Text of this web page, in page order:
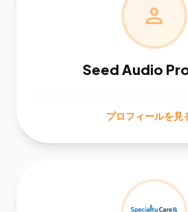
person
Seed Audio
プロフィールを見